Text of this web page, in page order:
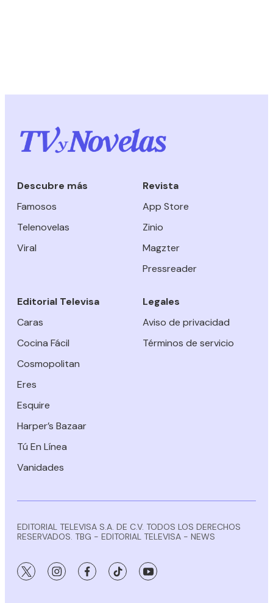
Descubre más
Famosos
Telenovelas
Viral
Revista
App Store
Zinio
Magzter
Pressreader
Editorial Televisa
Caras
Cocina Fácil
Cosmopolitan
Eres
Esquire
Harper’s Bazaar
Tú En Línea
Vanidades
Legales
Aviso de privacidad
Términos de servicio
EDITORIAL TELEVISA S.A. DE C.V. TODOS LOS DERECHOS
RESERVADOS. TBG - EDITORIAL TELEVISA - NEWS
twitter instagramfacebooktiktok youtube